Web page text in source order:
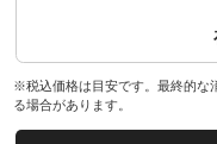
※税込価格は目安です。最終的な
る場合があります。